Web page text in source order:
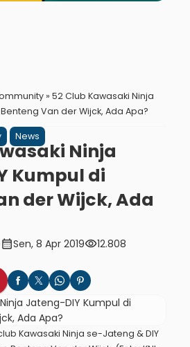
» 52 Club Kawasaki Ninja
Van der Wijck, Ada Apa?
News
Ninja
Kumpul di
der Wijck, Ada
calendar_monthSen, 8 Apr 2019visibility12.808
Kawasaki Ninja se-Jateng & DIY